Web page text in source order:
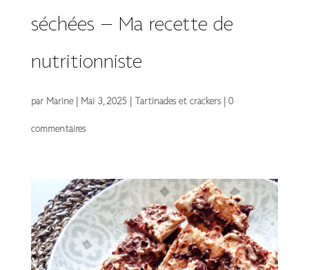
séchées – Ma recette de
nutritionniste
par Marine| Mai 3, 2025| Tartinades et crackers| 0
commentaires